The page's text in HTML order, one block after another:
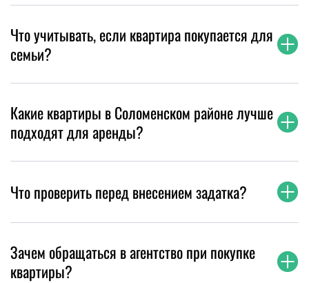
Что учитывать, если квартира покупается для
семьи?
Какие квартиры в Соломенском районе лучше
подходят для аренды?
Что проверить перед внесением задатка?
Зачем обращаться в агентство при покупке
квартиры?